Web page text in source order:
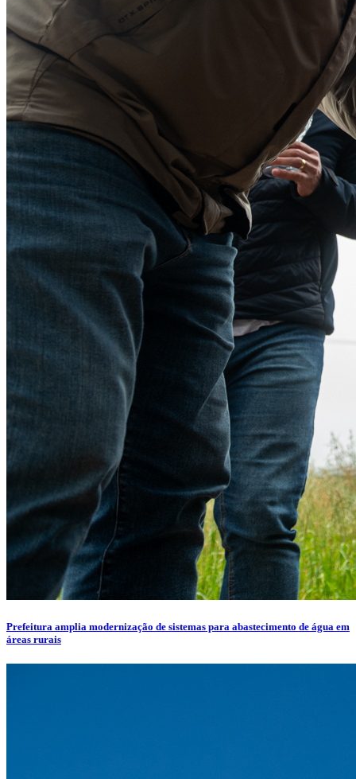
Prefeitura amplia modernização de sistemas para abastecimento de água em
áreas rurais